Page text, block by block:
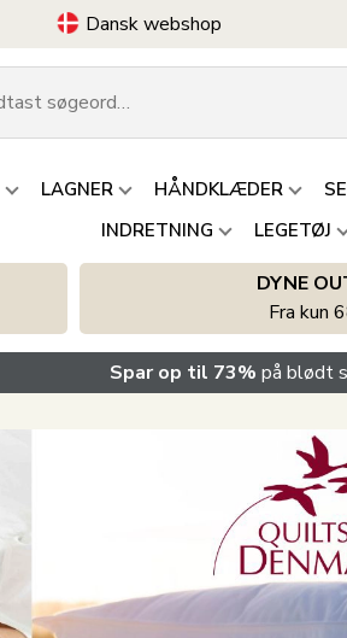
Dansk webshop
LAGNER HÅNDKLÆDER
INDRETNING
LEGETØJ
DYNE
Fra kun
Spar op til 73% på blødt